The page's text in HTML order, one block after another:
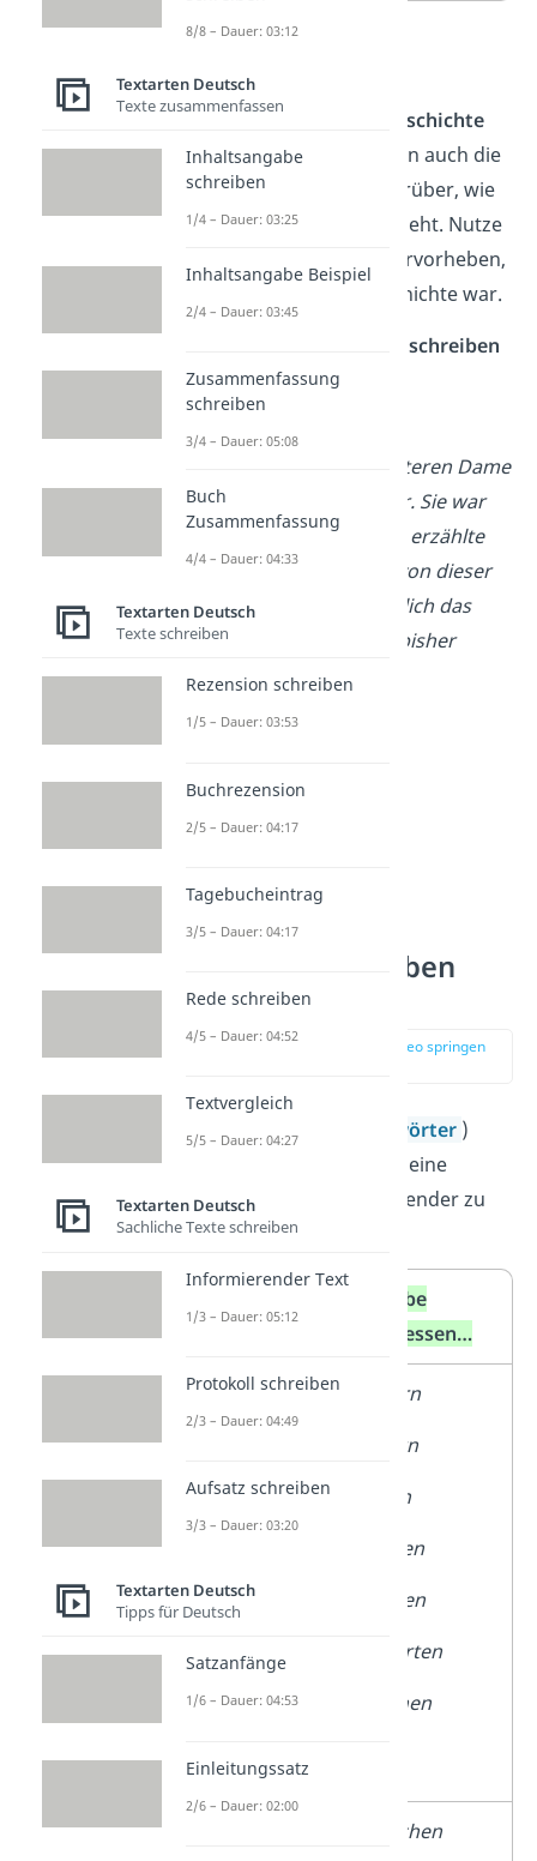
Am Endelöst du die Geschichte
auf. Damit legt sich dann auch die
Spannung. Schreibe darüber, wie
die Handlung zu Ende geht. Nutze
Formulierungen, die hervorheben,
wie spannend die Geschichte war.
Spannende Geschichte schreiben
Beispiel – Schluss:
Zum Schluss gab der
Sicherheitsmann der älteren Dame
ihre Handtasche wieder. Sie war
unendlich glücklich. Ich erzählte
abends meinen Eltern von dieser
Situation. Das war wirklich das
aufregendste, was ich bisher
erlebt hatte!
Spannende Verben
verwenden
zur Stelle im Video springen
Folgende Verben Tunwörter )
kannst du nutzen, um deine
Geschichte noch spannender zu
gestalten.
Schreibe
stattdessen…
sagen
stottern
flüstern
brüllen
schreien
erzählen
antworten
sprechen
schleichen
8/8 – Dauer: 03:12
Textarten Deutsch
Texte zusammenfassen
Inhaltsangabe
schreiben
1/4 – Dauer: 03:25
Inhaltsangabe Beispiel
2/4 – Dauer: 03:45
Zusammenfassung
schreiben
3/4 – Dauer: 05:08
Buch
Zusammenfassung
4/4 – Dauer: 04:33
Textarten Deutsch
Texte schreiben
Rezension schreiben
1/5 – Dauer: 03:53
Buchrezension
2/5 – Dauer: 04:17
Tagebucheintrag
3/5 – Dauer: 04:17
Rede schreiben
4/5 – Dauer: 04:52
Textvergleich
5/5 – Dauer: 04:27
Textarten Deutsch
Sachliche Texte schreiben
Informierender Text
1/3 – Dauer: 05:12
Protokoll schreiben
2/3 – Dauer: 04:49
Aufsatz schreiben
3/3 – Dauer: 03:20
Textarten Deutsch
Tipps für Deutsch
Satzanfänge
1/6 – Dauer: 04:53
Einleitungssatz
2/6 – Dauer: 02:00